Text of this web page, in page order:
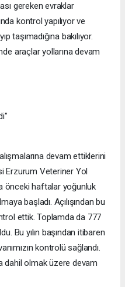
gereken evraklar
kontrol yapılıyor ve
taşımadığına bakılıyor.
araçlar yollarına devam
devam ettiklerini
Erzurum Veteriner Yol
önceki haftalar yoğunluk
başladı. Açılışından bu
ettik. Toplamda da 777
Bu yılın başından itibaren
kontrolü sağlandı.
dahil olmak üzere devam